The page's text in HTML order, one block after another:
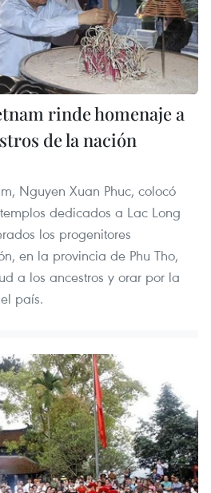
rinde homenaje a
de la nación
Nguyen Xuan Phuc, colocó
dedicados a Lac Long
los progenitores
en la provincia de Phu Tho,
a los ancestros y orar por la
país.